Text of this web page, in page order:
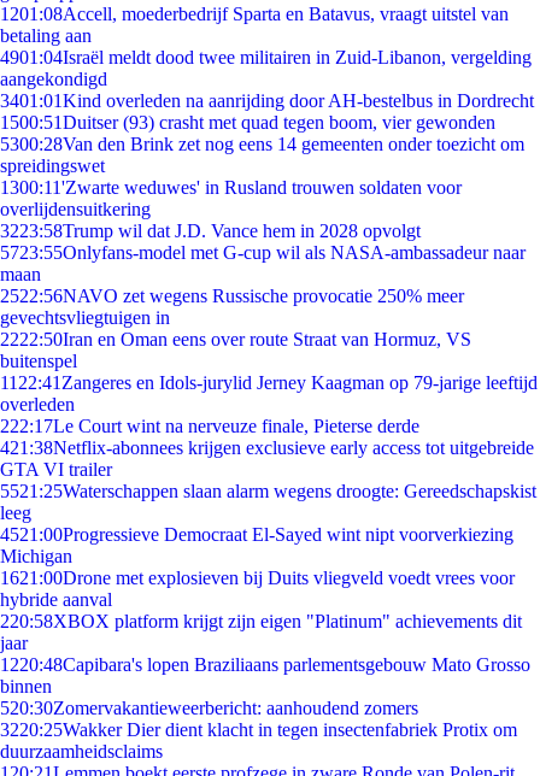
1201:08Accell, moederbedrijf Sparta en Batavus, vraagt uitstel van
betaling aan
4901:04Israël meldt dood twee militairen in Zuid-Libanon, vergelding
aangekondigd
3401:01Kind overleden na aanrijding door AH-bestelbus in Dordrecht
1500:51Duitser (93) crasht met quad tegen boom, vier gewonden
5300:28Van den Brink zet nog eens 14 gemeenten onder toezicht om
spreidingswet
1300:11'Zwarte weduwes' in Rusland trouwen soldaten voor
overlijdensuitkering
3223:58Trump wil dat J.D. Vance hem in 2028 opvolgt
5723:55Onlyfans-model met G-cup wil als NASA-ambassadeur naar
maan
2522:56NAVO zet wegens Russische provocatie 250% meer
gevechtsvliegtuigen in
2222:50Iran en Oman eens over route Straat van Hormuz, VS
buitenspel
11 22:41 Zangeres en Idols-jurylid Jerney Kaagman op 79-jarige leeftijd
overleden
222:17Le Court wint na nerveuze finale, Pieterse derde
421:38Netflix-abonnees krijgen exclusieve early access tot uitgebreide
GTA VI trailer
5521:25Waterschappen slaan alarm wegens droogte: Gereedschapskist
leeg
4521:00Progressieve Democraat El-Sayed wint nipt voorverkiezing
Michigan
1621:00Drone met explosieven bij Duits vliegveld voedt vrees voor
hybride aanval
220:58XBOX platform krijgt zijn eigen "Platinum" achievements dit
jaar
1220:48Capibara's lopen Braziliaans parlementsgebouw Mato Grosso
binnen
520:30Zomervakantieweerbericht: aanhoudend zomers
3220:25Wakker Dier dient klacht in tegen insectenfabriek Protix om
duurzaamheidsclaims